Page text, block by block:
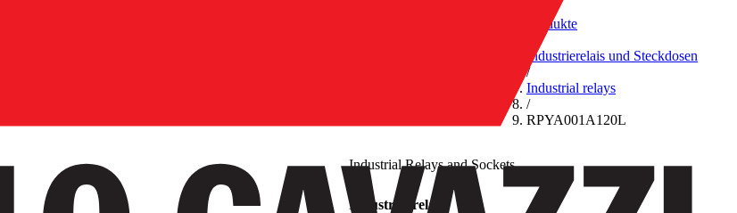
Produkte
Industrierelais und Steckdosen
/
Industrial relays
/
RPYA001A120L
Industrial Relays and Sockets
Industrial relays